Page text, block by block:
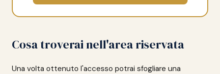
Cosa troverai nell'area riservata
Una volta ottenuto l'accesso potrai sfogliare una